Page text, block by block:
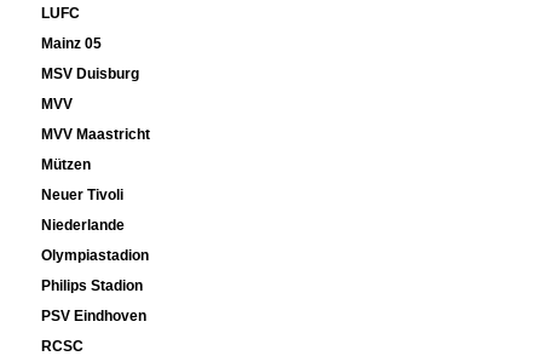
LUFC
Mainz 05
MSV Duisburg
MVV
MVV Maastricht
Mützen
Neuer Tivoli
Niederlande
Olympiastadion
Philips Stadion
PSV Eindhoven
RCSC